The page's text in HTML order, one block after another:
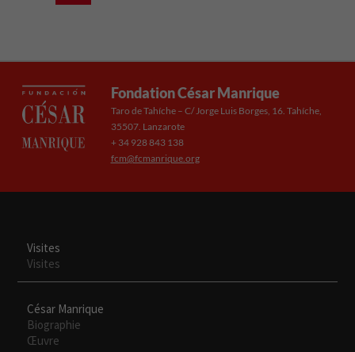
Fondation César Manrique
Taro de Tahíche – C/ Jorge Luis Borges, 16. Tahíche,
35507. Lanzarote
+ 34 928 843 138
fcm@fcmanrique.org
Visites
Visites
César Manrique
Biographie
Œuvre
Experiencia
Para que
de la web.